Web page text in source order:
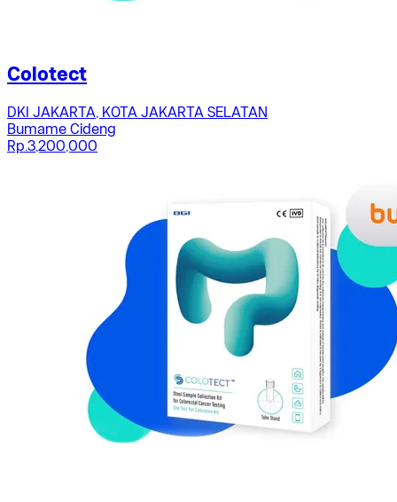
Colotect
DKI JAKARTA, KOTA JAKARTA SELATAN
Bumame Cideng
Rp.3,200,000